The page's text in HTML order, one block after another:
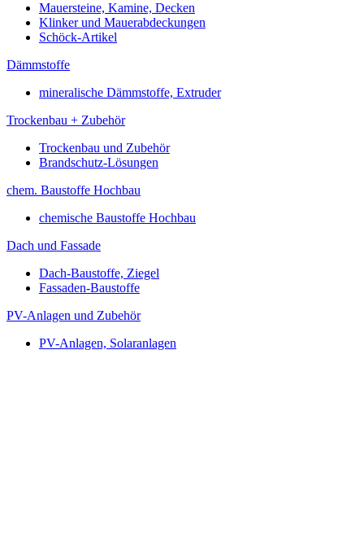
Mauersteine, Kamine, Decken
Klinker und Mauerabdeckungen
Schöck-Artikel
Dämmstoffe
mineralische Dämmstoffe, Extruder
Trockenbau + Zubehör
Trockenbau und Zubehör
Brandschutz-Lösungen
chem. Baustoffe Hochbau
chemische Baustoffe Hochbau
Dach und Fassade
Dach-Baustoffe, Ziegel
Fassaden-Baustoffe
PV-Anlagen und Zubehör
PV-Anlagen, Solaranlagen